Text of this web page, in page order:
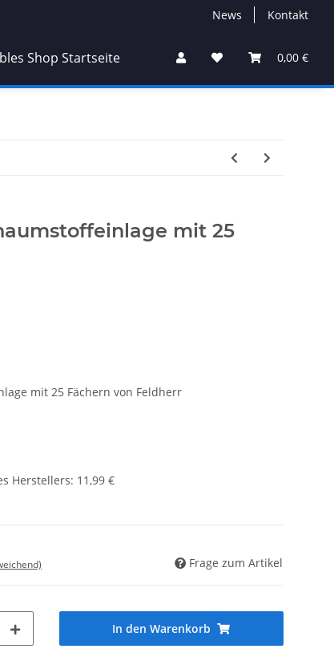
News Kontakt
0,00 €
mit 25
mit 25 Fächern von Feldherr
Herstellers: 11,99 €
Frage zum Artikel
In den Warenkorb